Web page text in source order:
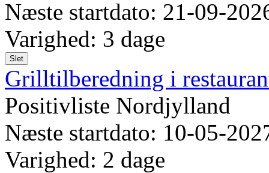
Næste startdato: 21-09-
Varighed: 3 dage
Slet
Grilltilberedning i
Positivliste Nordjylland
Næste startdato: 10-05-
Varighed: 2 dage